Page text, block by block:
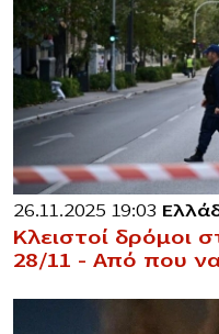
26.11.2025 19:03
Κλειστοί δρόμοι
28/11 – Από που